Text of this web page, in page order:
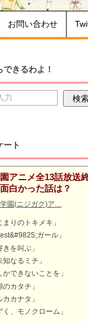
お問い合わせ
きるわよ！
ート
アニメ全13話放送
白かった話は？
園(ニジガク)ア…
りのトキメキ」
ガール」
を叫ぶ」
なるミチ」
できないことを」
カタチ」
カナタ」
、モノクローム」